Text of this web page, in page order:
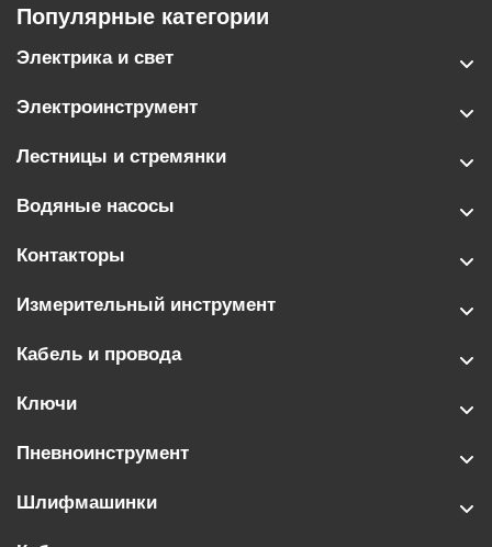
Популярные категории
Электрика и свет
Электроинструмент
Лестницы и стремянки
Водяные насосы
Контакторы
Измерительный инструмент
Кабель и провода
Ключи
Пневноинструмент
Шлифмашинки